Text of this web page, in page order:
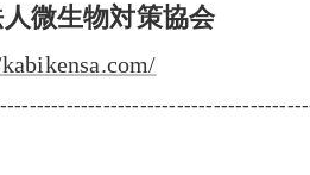
微生物対策協会